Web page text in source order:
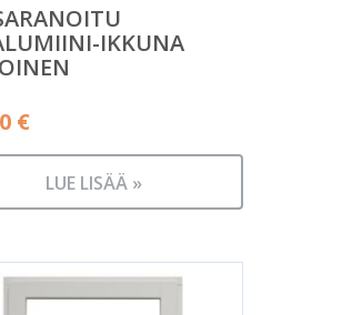
IKKUNA
€
LUE LISÄÄ »